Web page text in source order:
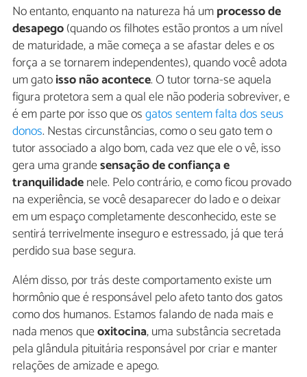
No entanto, enquanto na natureza há umprocesso de
desapego(quando os filhotes estão prontos a um nível
de maturidade, a mãe começa a se afastar deles e os
força a se tornarem independentes), quando você adota
um gatoisso não acontece. O tutor torna-se aquela
figura protetora sem a qual ele não poderia sobreviver, e
é em parte por isso que osgatos sentem falta dos seus
donos. Nestas circunstâncias, como o seu gato tem o
tutor associado a algo bom, cada vez que ele o vê, isso
gera uma grandesensação de confiança e
tranquilidadenele. Pelo contrário, e como ficou provado
na experiência, se você desaparecer do lado e o deixar
em um espaço completamente desconhecido, este se
sentirá terrivelmente inseguro e estressado, já que terá
perdido sua base segura.
Além disso, por trás deste comportamento existe um
hormônio que é responsável pelo afeto tanto dos gatos
como dos humanos. Estamos falando de nada mais e
nada menos queoxitocina, uma substância secretada
pela glândula pituitária responsável por criar e manter
relações de amizade e apego.